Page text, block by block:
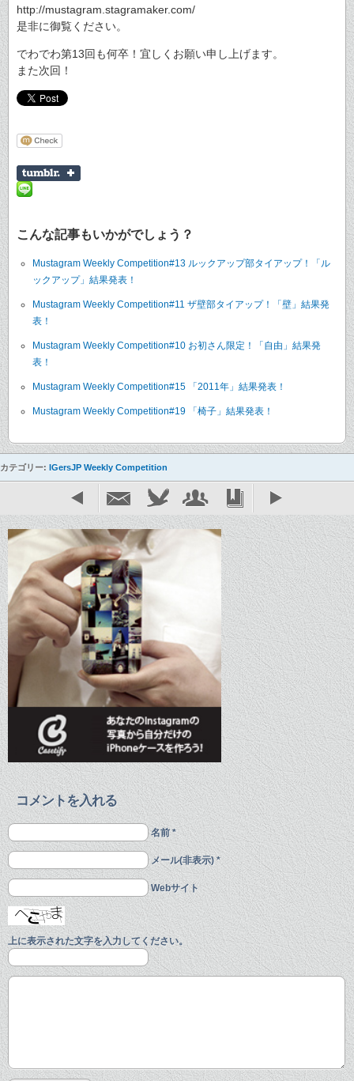
http://mustagram.stagramaker.com/
是非に御覧ください。
でわでわ第13回も何卒！宜しくお願い申し上げます。
また次回！
こんな記事もいかがでしょう？
Mustagram Weekly Competition#13 ルックアップ部タイアップ！「ル
ックアップ」結果発表！
Mustagram Weekly Competition#11 ザ壁部タイアップ！「壁」結果発
表！
Mustagram Weekly Competition#10 お初さん限定！「自由」結果発
表！
Mustagram Weekly Competition#15 「2011年」結果発表！
Mustagram Weekly Competition#19 「椅子」結果発表！
カテゴリー: IGersJP Weekly Competition
コメントを入れる
名前 *
メール(非表示) *
Webサイト
上に表示された文字を入力してください。